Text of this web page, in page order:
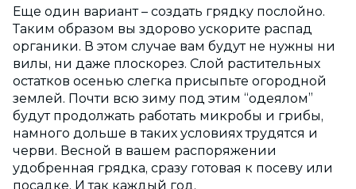
Еще один вариант – создать грядку послойно.
Таким образом вы здорово ускорите распад
органики. В этом случае вам будут не нужны ни
вилы, ни даже плоскорез. Слой растительных
остатков осенью слегка присыпьте огородной
землей. Почти всю зиму под этим “одеялом”
будут продолжать работать микробы и грибы,
намного дольше в таких условиях трудятся и
черви. Весной в вашем распоряжении
удобренная грядка, сразу готовая к посеву или
посадке. И так каждый год.